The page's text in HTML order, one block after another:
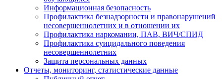
Информационная безопасность
Профилактика безнадзорности и правонарушений
несовершеннолетних и в отношении их
Профилактика наркомании, ПАВ, ВИЧ/СПИД
Профилактика суицидального поведения
несовершеннолетних
Защита персональных данных
Отчеты, мониторинг, статистические данные